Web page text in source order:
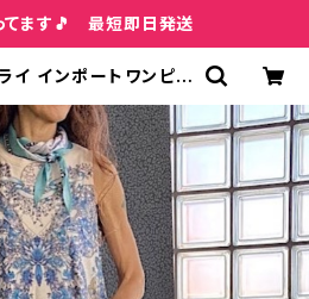
てます🎵 最短即日発送
イ インポートワンピー
ブルー | インポートフ
ュエリー Wish Bone
VIP